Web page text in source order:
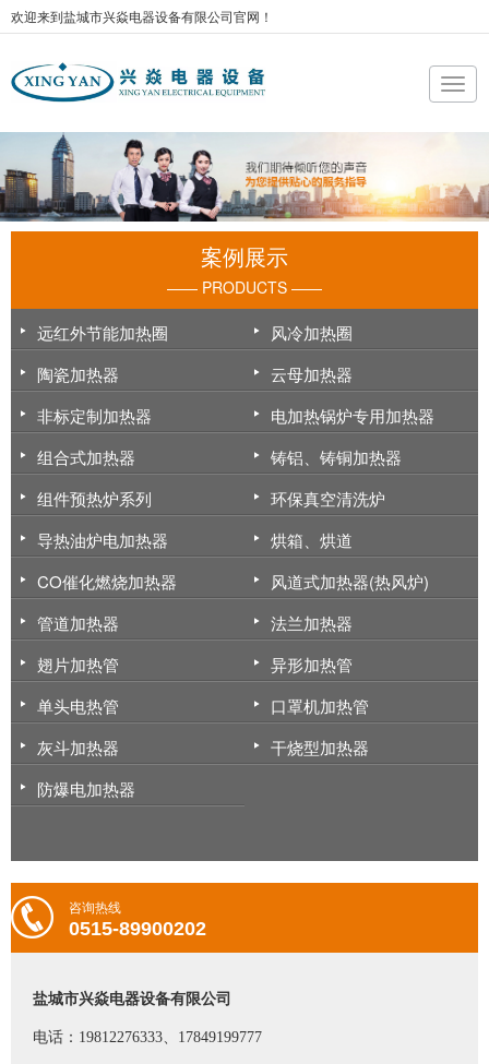
欢迎来到盐城市兴焱电器设备有限公司官网！
案例展示
—— PRODUCTS ——
远红外节能加热圈
风冷加热圈
陶瓷加热器
云母加热器
非标定制加热器
电加热锅炉专用加热器
组合式加热器
铸铝、铸铜加热器
组件预热炉系列
环保真空清洗炉
导热油炉电加热器
烘箱、烘道
CO催化燃烧加热器
风道式加热器(热风炉)
管道加热器
法兰加热器
翅片加热管
异形加热管
单头电热管
口罩机加热管
灰斗加热器
干烧型加热器
防爆电加热器
咨询热线
0515-89900202
盐城市兴焱电器设备有限公司
电话：19812276333、17849199777